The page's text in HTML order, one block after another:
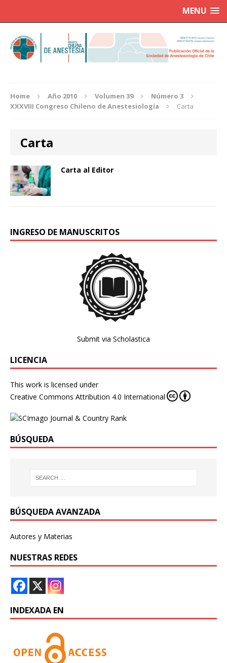
MENU
Home Año 2010 Volumen 39
Número 3
XXXVIII Congreso Chileno de Anestesiología
Carta
Carta
Carta al Editor
INGRESO DE MANUSCRITOS
Submit via Scholastica
LICENCIA
This work is licensed under
Creative Commons Attribution 4.0 International
BÚSQUEDA
BÚSQUEDA AVANZADA
Autores y Materias
NUESTRAS REDES
INDEXADA EN